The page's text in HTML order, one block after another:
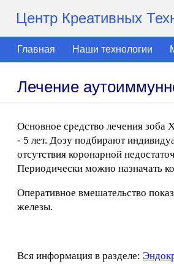
Центр Креативных
Главная Наши технологии
Лечение
Основное средство лечения зоба
- 5 лет. Дозу подбирают
отсутствия коронарной
Периодически можно назначать
Оперативное вмешательство
железы.
Вся информация в разделе: